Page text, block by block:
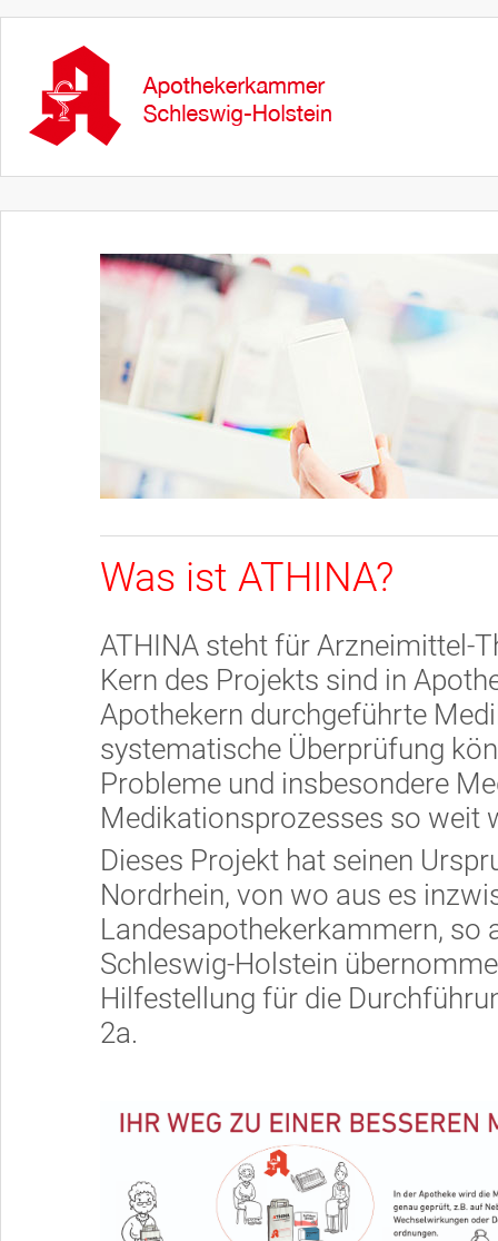
Was ist ATHINA?
ATHINA steht für Arzneimittel-
Kern des Projekts sind in
Apothekern durchgeführte
systematische Überprüfung
Probleme und insbesondere
Medikationsprozesses so weit
Dieses Projekt hat seinen
Nordrhein, von wo aus es
Landesapothekerkammern, so
Schleswig-Holstein
Hilfestellung für die
2a.